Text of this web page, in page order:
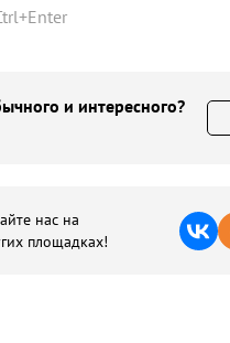
+Enter
и интересного?
нас на
площадках!